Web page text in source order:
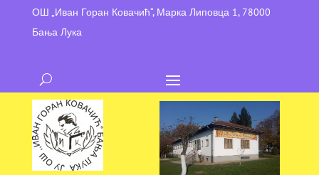
ОШ „Иван Горан Ковачић“, Марка Липовца 1, 78000
Бања Лука